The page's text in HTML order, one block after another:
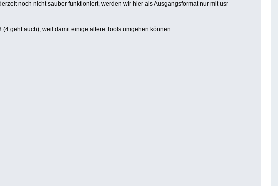
noch nicht sauber funktioniert, werden wir hier als Ausgangsformat nur mit usr-
geht auch), weil damit einige ältere Tools umgehen können.